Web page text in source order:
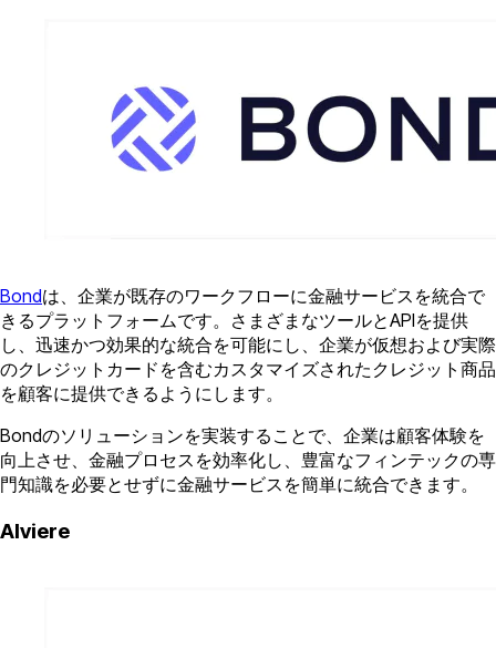
Bondは、企業が既存のワークフローに金融サービスを統合で
きるプラットフォームです。さまざまなツールとAPIを提供
し、迅速かつ効果的な統合を可能にし、企業が仮想および実際
のクレジットカードを含むカスタマイズされたクレジット商品
を顧客に提供できるようにします。
Bondのソリューションを実装することで、企業は顧客体験を
向上させ、金融プロセスを効率化し、豊富なフィンテックの専
門知識を必要とせずに金融サービスを簡単に統合できます。
Alviere